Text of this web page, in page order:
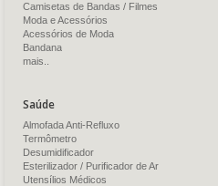
Camisetas de Bandas / Filmes
Moda e Acessórios
Acessórios de Moda
Bandana
mais..
Saúde
Almofada Anti-Refluxo
Termômetro
Desumidificador
Esterilizador / Purificador de Ar
Utensílios Médicos